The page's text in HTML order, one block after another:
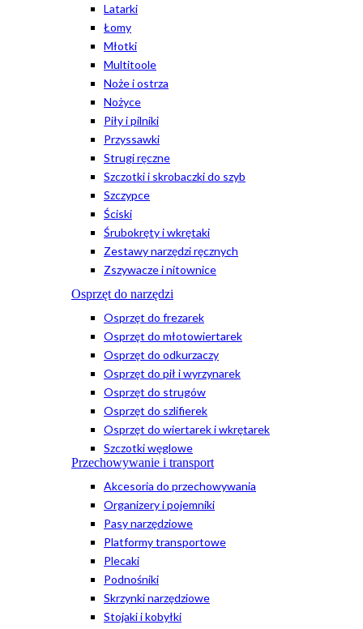
Latarki
Łomy
Młotki
Multitoole
Noże i ostrza
Nożyce
Piły i pilniki
Przyssawki
Strugi ręczne
Szczotki i skrobaczki do szyb
Szczypce
Ściski
Śrubokręty i wkrętaki
Zestawy narzędzi ręcznych
Zszywacze i nitownice
Osprzęt do narzędzi
Osprzęt do frezarek
Osprzęt do młotowiertarek
Osprzęt do odkurzaczy
Osprzęt do pił i wyrzynarek
Osprzęt do strugów
Osprzęt do szlifierek
Osprzęt do wiertarek i wkrętarek
Szczotki węglowe
Przechowywanie i transport
Akcesoria do przechowywania
Organizery i pojemniki
Pasy narzędziowe
Platformy transportowe
Plecaki
Podnośniki
Skrzynki narzędziowe
Stojaki i kobyłki